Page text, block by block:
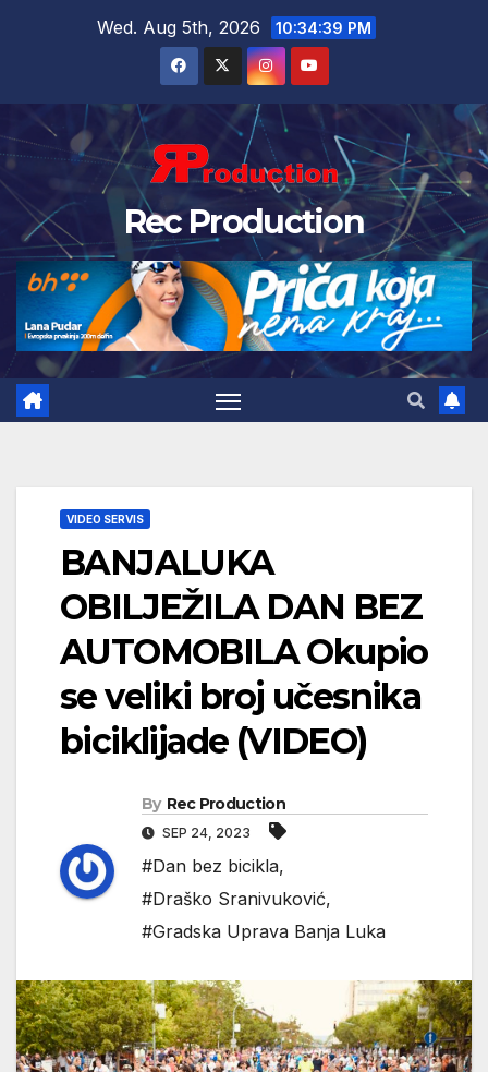
Wed. Aug 5th, 2026 10:34:40 PM
Rec Production
VIDEO SERVIS
BANJALUKA
OBILJEŽILA DAN BEZ
AUTOMOBILA Okupio
se veliki broj učesnika
biciklijade (VIDEO)
By Rec Production
SEP 24, 2023
#Dan bez bicikla,
#Draško Sranivuković,
#Gradska Uprava Banja Luka